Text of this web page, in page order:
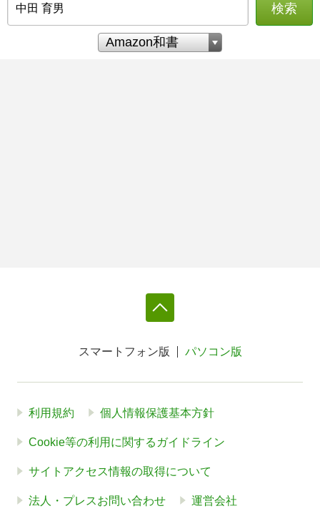
検索
スマートフォン版 パソコン版
利用規約 個人情報保護基本方針
Cookie等の利用に関するガイドライン
サイトアクセス情報の取得について
法人・プレスお問い合わせ 運営会社